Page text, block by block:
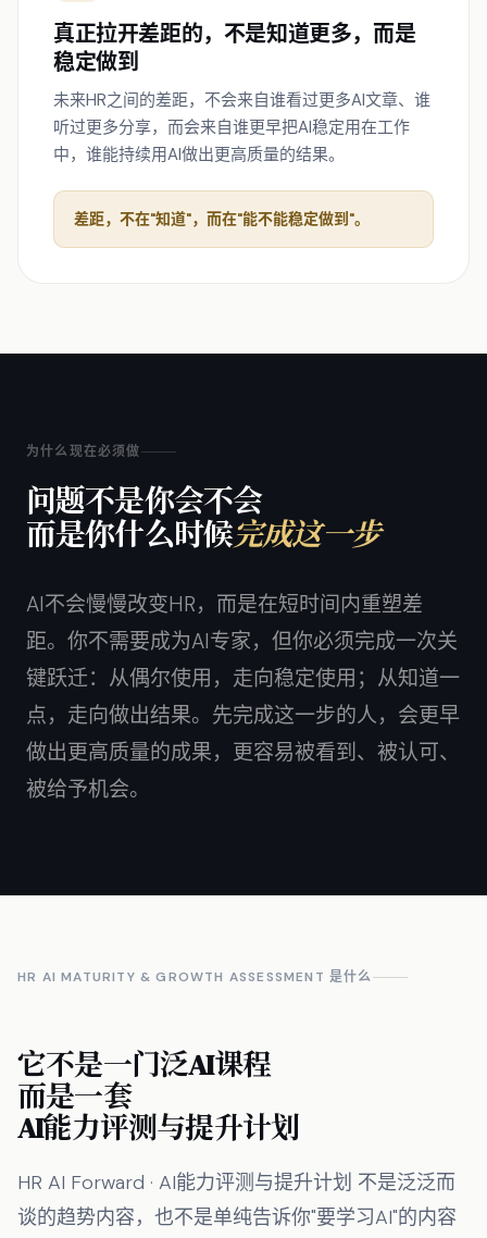
真正拉开差距的，不是知道更多，而是
稳定做到
未来HR之间的差距，不会来自谁看过更多AI文章、谁
听过更多分享，而会来自谁更早把AI稳定用在工作
中，谁能持续用AI做出更高质量的结果。
差距，不在"知道"，而在"能不能稳定做到"。
为什么现在必须做
问题不是你会不会
而是你什么时候完成这一步
AI不会慢慢改变HR，而是在短时间内重塑差
距。你不需要成为AI专家，但你必须完成一次关
键跃迁：从偶尔使用，走向稳定使用；从知道一
点，走向做出结果。先完成这一步的人，会更早
做出更高质量的成果，更容易被看到、被认可、
被给予机会。
HR AI MATURITY & GROWTH ASSESSMENT 是什么
它不是一门泛AI课程
而是一套
AI能力评测与提升计划
HR AI Forward · AI能力评测与提升计划 不是泛泛而
谈的趋势内容，也不是单纯告诉你"要学习AI"的内容